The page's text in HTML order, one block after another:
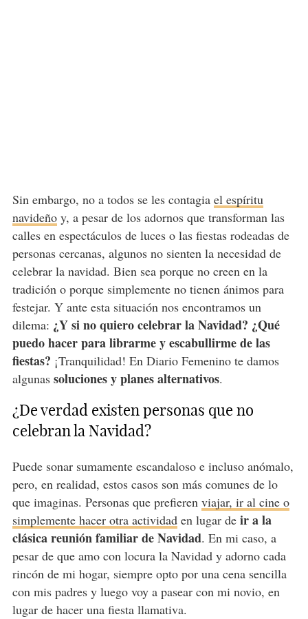
Sin embargo, no a todos se les contagia el espíritu
navideñoy, a pesar de los adornos que transforman las
calles en espectáculos de luces o las fiestas rodeadas de
personas cercanas, algunos no sienten la necesidad de
celebrar la navidad. Bien sea porque no creen en la
tradición o porque simplemente no tienen ánimos para
festejar. Y ante esta situación nos encontramos un
dilema: ¿Y si no quiero celebrar la Navidad? ¿Qué
puedo hacer para librarme y escabullirme de las
fiestas? ¡Tranquilidad! En Diario Femenino te damos
algunas soluciones y planes alternativos.
¿De verdad existen personas que no
celebran la Navidad?
Puede sonar sumamente escandaloso e incluso anómalo,
pero, en realidad, estos casos son más comunes de lo
que imaginas. Personas que prefieren viajar, ir al cine o
simplemente hacer otra actividaden lugar de ir a la
clásica reunión familiar de Navidad. En mi caso, a
pesar de que amo con locura la Navidad y adorno cada
rincón de mi hogar, siempre opto por una cena sencilla
con mis padres y luego voy a pasear con mi novio, en
lugar de hacer una fiesta llamativa.